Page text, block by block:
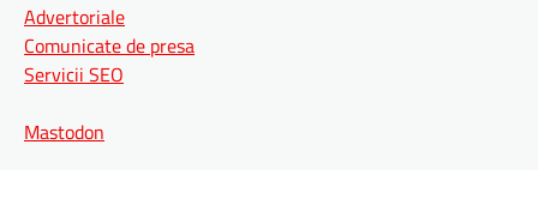
Advertoriale
Comunicate de presa
Servicii SEO
Mastodon